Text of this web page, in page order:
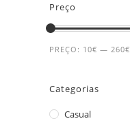
Preço
PREÇO: 10€ — 260€
Categorias
Casual